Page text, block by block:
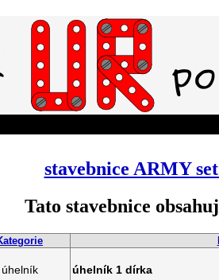
stavebnice ARMY
Tato stavebnice
úhelník úhelník 1 dírka